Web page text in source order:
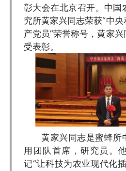
彰大会在北京召开。中国
究所黄家兴同志荣获“中
产党员”荣誉称号，黄家
受表彰。
黄家兴同志是蜜蜂所
用团队首席，研究员。
记“让科技为农业现代化